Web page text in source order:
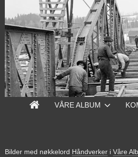
VÅRE ALBUM
Bilder med nøkkelord Håndverker i Våre